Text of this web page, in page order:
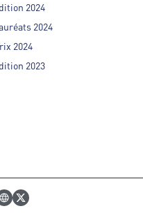
2024
2024
2024
2023
LinkedIn
web
Profil Twitter